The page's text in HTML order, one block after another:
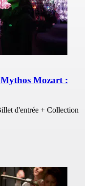
Mozart :
d'entrée + Collection